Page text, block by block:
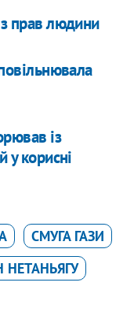
прав людини
із
у корисні
СМУГА ГАЗИ
НЕТАНЬЯГУ